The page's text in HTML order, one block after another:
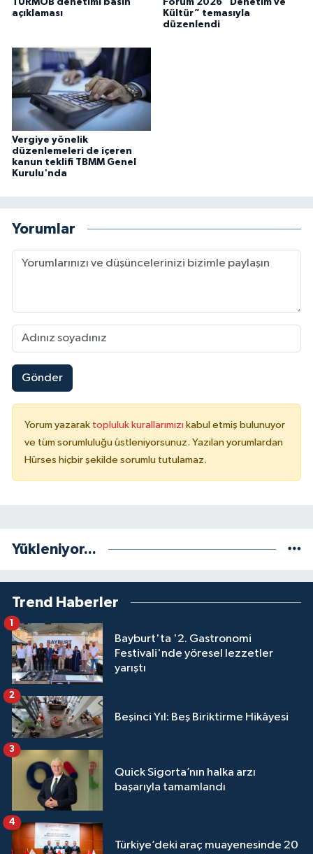
açıklaması
Kültür” temasıyla
düzenlendi
Vergiye yönelik
düzenlemeleri de içeren
kanun teklifi TBMM Genel
Kurulu'nda
Yorumlar
Gönder
Yorum yazarak topluluk kurallarımızı kabul etmiş bulunuyor
ve tüm sorumluluğu üstleniyorsunuz. Yazılan yorumlardan
Hürses hiçbir şekilde sorumlu tutulamaz.
Yükleniyor...
Trend Haberler
Bayburt'ta '2. Gastronomi
Festivali'nde yöresel lezzetler
yarıştı
1
Beşinci Yıl: Beş Biriktirme Hikâyesi
2
Quick Sigorta’nın halka arzı
başarıyla tamamlandı
3
Türkiye’deki araç muayenesinde 20
4